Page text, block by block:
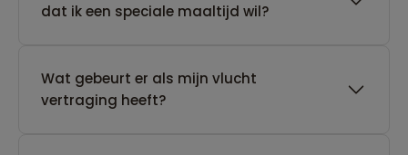
dat ik een speciale maaltijd wil?
Wat gebeurt er als mijn vlucht
vertraging heeft?